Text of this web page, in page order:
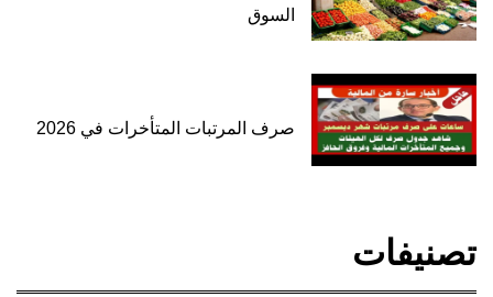
السوق
صرف المرتبات المتأخرات في 2026
تصنيفات